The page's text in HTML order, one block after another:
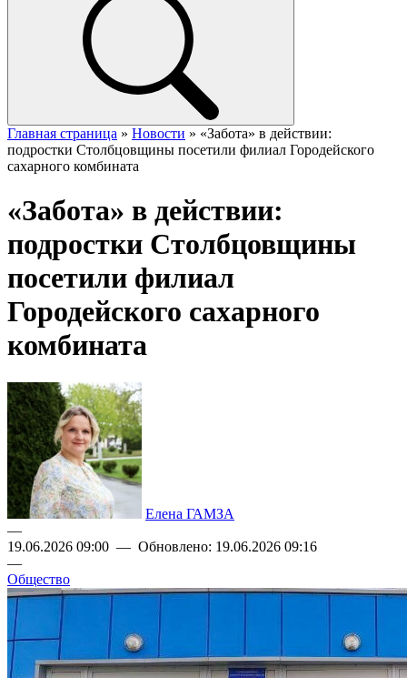
Главная страница » Новости » «Забота» в действии:
подростки Столбцовщины посетили филиал Городейского
сахарного комбината
«Забота» в действии:
подростки Столбцовщины
посетили филиал
Городейского сахарного
комбината
Елена ГАМЗА
—
19.06.2026 09:00 — Обновлено: 19.06.2026 09:16
—
Общество